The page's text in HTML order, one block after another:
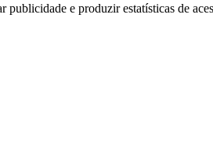
e produzir estatísticas de